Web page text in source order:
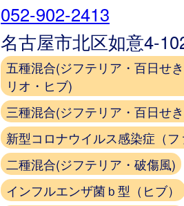
052-902-2413
名古屋市北区如意4-
五種混合(ジフテリア・百日せ
リオ・ヒブ)
三種混合(ジフテリア・百日せ
新型コロナウイルス感染症（
二種混合(ジフテリア・破傷風)
インフルエンザ菌ｂ型（ヒブ）